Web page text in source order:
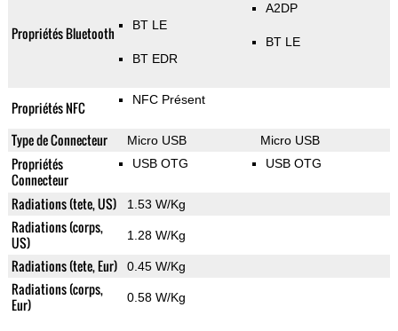
Propriétés Bluetooth BT LE
BT EDR
A2DP
BT LE
Propriétés NFC NFC Présent
Type de Connecteur Micro USB Micro USB
Propriétés
Connecteur
USB OTG USB OTG
Radiations (tete, US) 1.53 W/Kg
Radiations (corps,
US)
1.28 W/Kg
Radiations (tete, Eur) 0.45 W/Kg
Radiations (corps,
Eur)
0.58 W/Kg